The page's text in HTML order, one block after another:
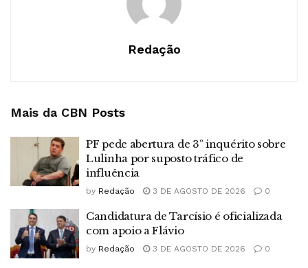
Redação
Mais da CBN Posts
PF pede abertura de 3º inquérito sobre
Lulinha por suposto tráfico de
influência
by Redação 3 DE AGOSTO DE 2026 0
Candidatura de Tarcísio é oficializada
com apoio a Flávio
by Redação 3 DE AGOSTO DE 2026 0